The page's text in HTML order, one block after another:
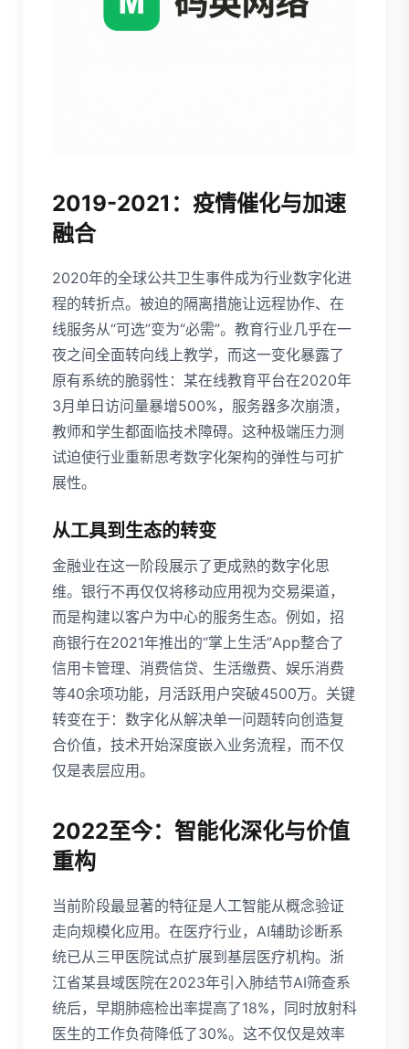
2019-2021：疫情催化与加速
融合
2020年的全球公共卫生事件成为行业数字化进
程的转折点。被迫的隔离措施让远程协作、在
线服务从“可选”变为“必需”。教育行业几乎在一
夜之间全面转向线上教学，而这一变化暴露了
原有系统的脆弱性：某在线教育平台在2020年
3月单日访问量暴增500%，服务器多次崩溃，
教师和学生都面临技术障碍。这种极端压力测
试迫使行业重新思考数字化架构的弹性与可扩
展性。
从工具到生态的转变
金融业在这一阶段展示了更成熟的数字化思
维。银行不再仅仅将移动应用视为交易渠道，
而是构建以客户为中心的服务生态。例如，招
商银行在2021年推出的“掌上生活”App整合了
信用卡管理、消费信贷、生活缴费、娱乐消费
等40余项功能，月活跃用户突破4500万。关键
转变在于：数字化从解决单一问题转向创造复
合价值，技术开始深度嵌入业务流程，而不仅
仅是表层应用。
2022至今：智能化深化与价值
重构
当前阶段最显著的特征是人工智能从概念验证
走向规模化应用。在医疗行业，AI辅助诊断系
统已从三甲医院试点扩展到基层医疗机构。浙
江省某县域医院在2023年引入肺结节AI筛查系
统后，早期肺癌检出率提高了18%，同时放射科
医生的工作负荷降低了30%。这不仅仅是效率